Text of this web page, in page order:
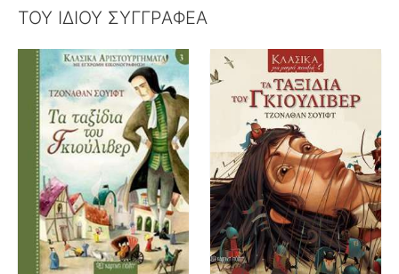
ΤΟΥ ΙΔΙΟΥ ΣΥΓΓΡΑΦΕΑ